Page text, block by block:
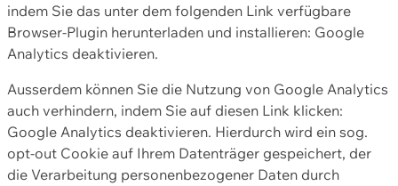
indem Sie das unter dem folgenden Link verfügbare
Browser-Plugin herunterladen und installieren: Google
Analytics deaktivieren.
Ausserdem können Sie die Nutzung von Google Analytics
auch verhindern, indem Sie auf diesen Link klicken:
Google Analytics deaktivieren. Hierdurch wird ein sog.
opt-out Cookie auf Ihrem Datenträger gespeichert, der
die Verarbeitung personenbezogener Daten durch